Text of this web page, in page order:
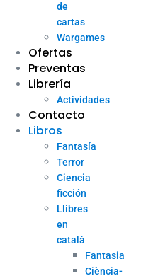
de
cartas
Wargames
Ofertas
Preventas
Librería
Actividades
Contacto
Libros
Fantasía
Terror
Ciencia
ficción
Llibres
en
català
Fantasia
Ciència-